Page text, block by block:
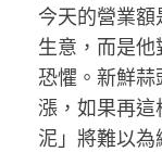
今天的營業
生意，而是
恐懼。新鮮
漲，如果再
泥」將難以